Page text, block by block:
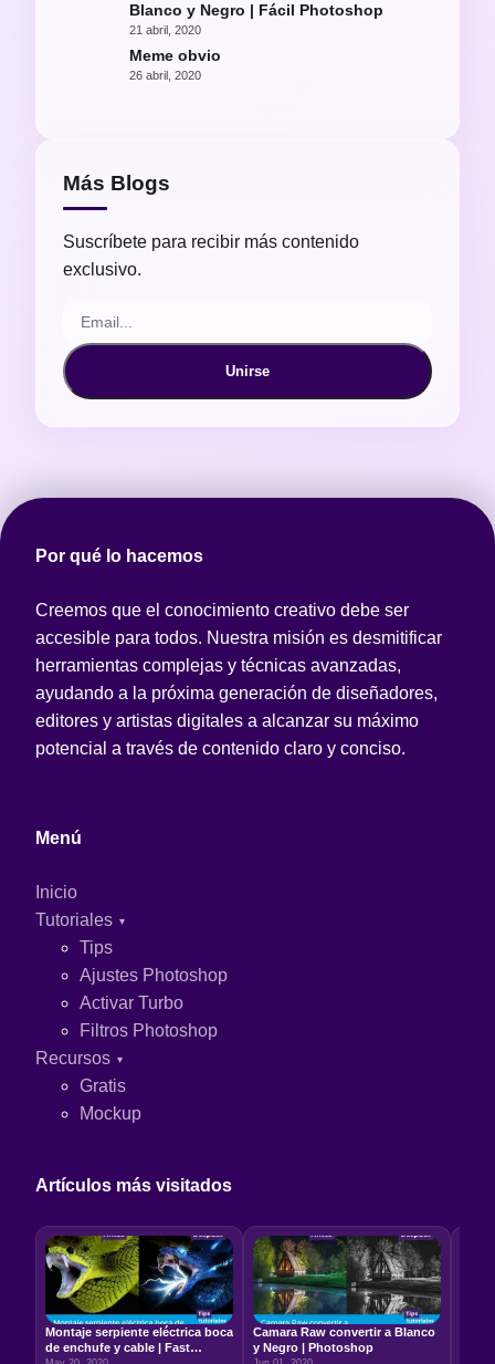
Blanco y Negro | Fácil Photoshop
21 abril, 2020
Meme obvio
26 abril, 2020
Más Blogs
Suscríbete para recibir más contenido
exclusivo.
Unirse
Por qué lo hacemos
Creemos que el conocimiento creativo debe ser
accesible para todos. Nuestra misión es desmitificar
herramientas complejas y técnicas avanzadas,
ayudando a la próxima generación de diseñadores,
editores y artistas digitales a alcanzar su máximo
potencial a través de contenido claro y conciso.
Menú
Inicio
Tutoriales
Tips
Ajustes Photoshop
Activar Turbo
Filtros Photoshop
Recursos
Gratis
Mockup
Artículos más visitados
Montaje serpiente eléctrica boca
de enchufe y cable | Fast
Camara Raw convertir a Blanco
y Negro | Photoshop